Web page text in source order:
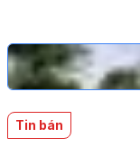
Tin bán